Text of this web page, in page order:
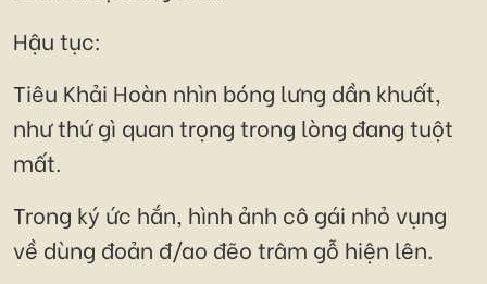
Hậu tục:
Tiêu Khải Hoàn nhìn bóng lưng dần khuất,
như thứ gì quan trọng trong lòng đang tuột
mất.
Trong ký ức hắn, hình ảnh cô gái nhỏ vụng
về dùng đoản đ/ao đẽo trâm gỗ hiện lên.